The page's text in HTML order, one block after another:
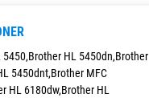
HL 5450dn,Brother
5450dnt,Brother MFC
HL 6180dw,Brother HL